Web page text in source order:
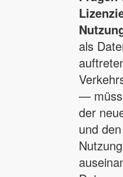
als
—
der
und